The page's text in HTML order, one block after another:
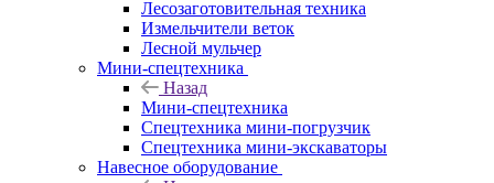
Лесозаготовительная техника
Измельчители веток
Лесной мульчер
Мини-спецтехника
Назад
Мини-спецтехника
Спецтехника мини-погрузчик
Спецтехника мини-экскаваторы
Навесное оборудование